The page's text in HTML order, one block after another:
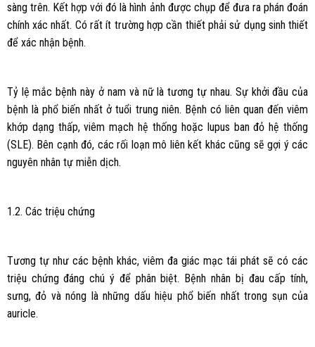
sàng trên. Kết hợp với đó là hình ảnh được chụp để đưa ra phán đoán
chính xác nhất. Có rất ít trường hợp cần thiết phải sử dụng sinh thiết
để xác nhận bệnh.
Tỷ lệ mắc bệnh này ở nam và nữ là tương tự nhau. Sự khởi đầu của
bệnh là phổ biến nhất ở tuổi trung niên. Bệnh có liên quan đến viêm
khớp dạng thấp, viêm mạch hệ thống hoặc lupus ban đỏ hệ thống
(SLE). Bên cạnh đó, các rối loạn mô liên kết khác cũng sẽ gợi ý các
nguyên nhân tự miễn dịch.
1.2. Các triệu chứng
Tương tự như các bệnh khác, viêm đa giác mạc tái phát sẽ có các
triệu chứng đáng chú ý để phân biệt. Bệnh nhân bị đau cấp tính,
sưng, đỏ và nóng là những dấu hiệu phổ biến nhất trong sụn của
auricle.